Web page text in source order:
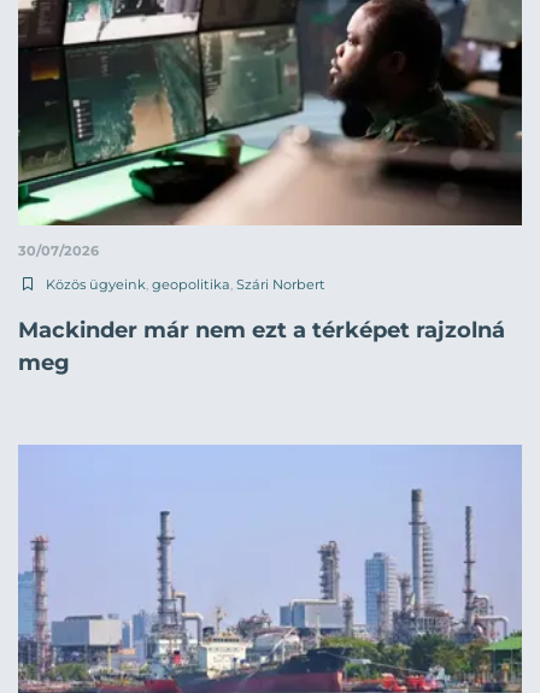
30/07/2026
Közös ügyeink, geopolitika, Szári Norbert
Mackinder már nem ezt a térképet rajzolná
meg